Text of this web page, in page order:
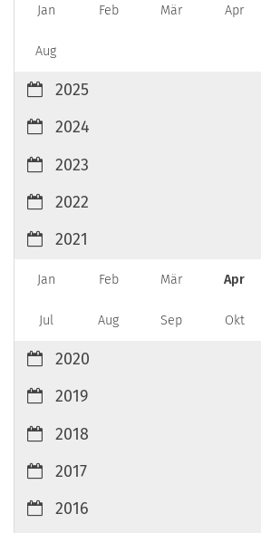
Jan Feb Mär Apr
Aug
2025
2024
2023
2022
2021
Jan Feb Mär Apr
Jul Aug Sep Okt
2020
2019
2018
2017
2016